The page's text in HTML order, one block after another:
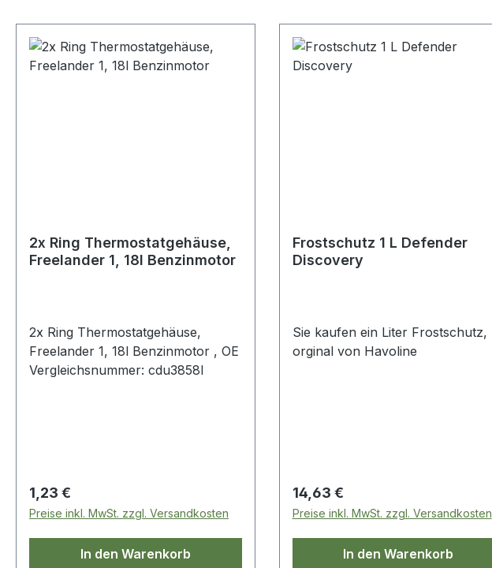
2x Ring Thermostatgehäuse,
Freelander 1, 18l Benzinmotor
2x Ring Thermostatgehäuse,
Freelander 1, 18l Benzinmotor , OE
Vergleichsnummer: cdu3858l
Regulärer Preis:
1,23 €
Preise inkl. MwSt. zzgl. Versandkosten
In den Warenkorb
Frostschutz 1 L Defender
Discovery
Sie kaufen ein Liter Frostschutz,
orginal von Havoline
Regulärer Preis:
14,63 €
Preise inkl. MwSt. zzgl. Versandkosten
In den Warenkorb